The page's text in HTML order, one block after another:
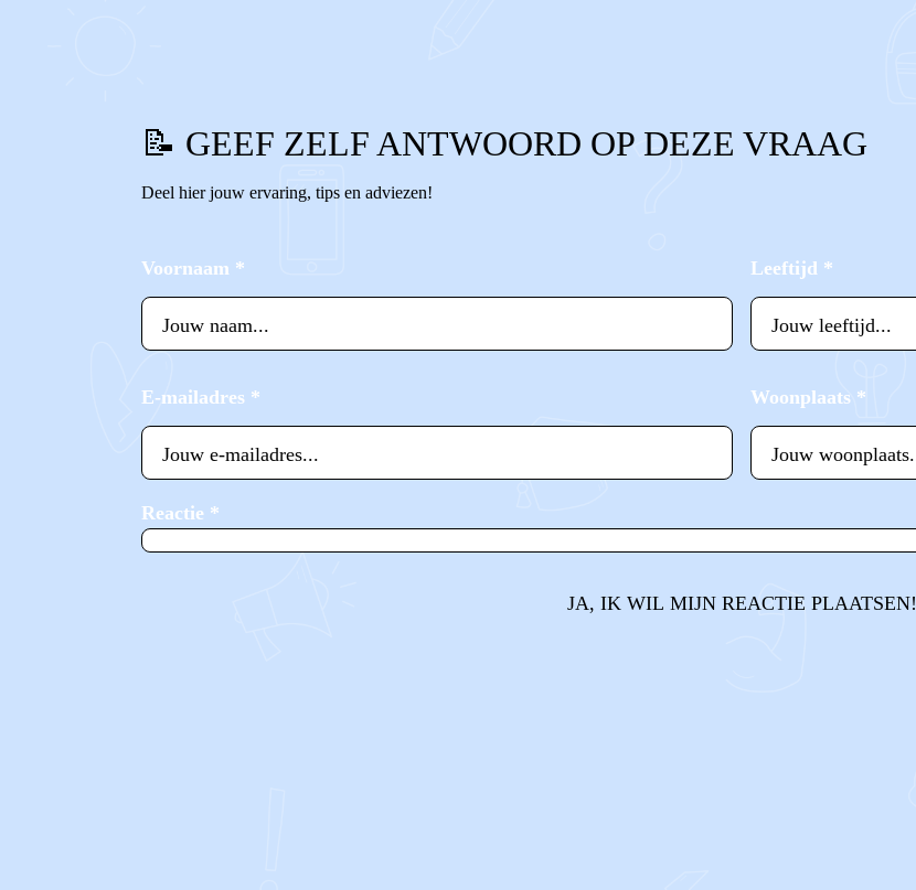
📝 GEEF ZELF ANTWOORD OP DEZE VRAAG
Deel hier jouw ervaring, tips en adviezen!
Voornaam * Leeftijd *
E-mailadres * Woonplaats *
Reactie *
JA, IK WIL MIJN REACTIE PLAATSEN!